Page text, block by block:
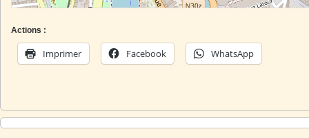
Actions :
Imprimer Facebook WhatsApp